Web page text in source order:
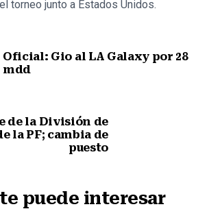
torneo junto a Estados Unidos.
Oficial: Gio al LA Galaxy por 28
mdd
de la División de
la PF; cambia de
puesto
puede interesar